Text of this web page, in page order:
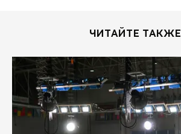
ЧИТАЙТЕ ТАКЖЕ